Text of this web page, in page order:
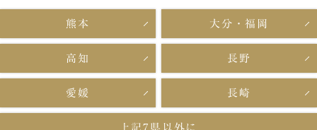
熊本 大分・福岡
高知 長野
愛媛 長崎
上記7県以外に